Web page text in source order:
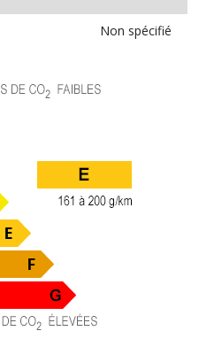
Non spécifié